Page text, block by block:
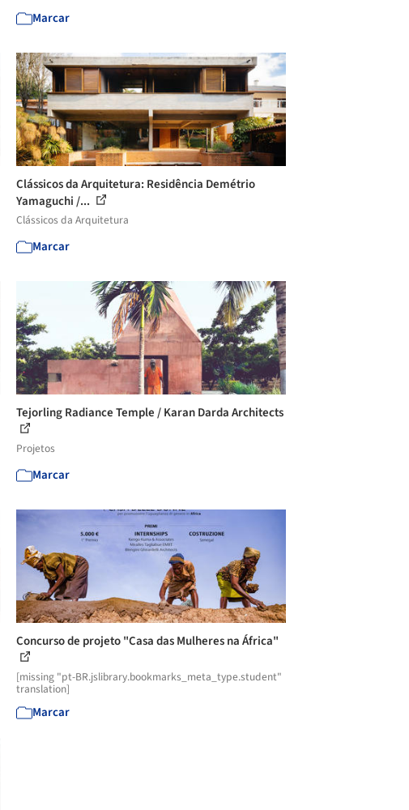
Marcar
Clássicos da Arquitetura: Residência Demétrio
Yamaguchi /...
Clássicos da Arquitetura
Marcar
Tejorling Radiance Temple / Karan Darda Architects
Projetos
Marcar
Concurso de projeto "Casa das Mulheres na África"
[missing "pt-BR.jslibrary.bookmarks_meta_type.student"
translation]
Marcar